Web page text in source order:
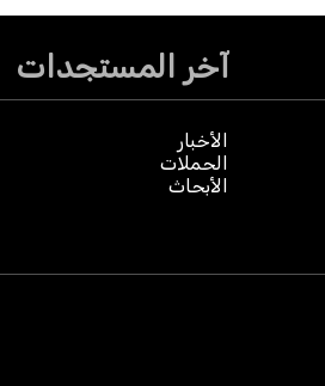
آخر المستجدات
الأخبار
الحملات
الأبحاث